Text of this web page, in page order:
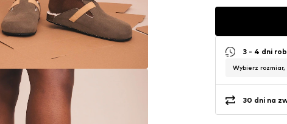
3 - 4 dni
Wybierz
30 dni na